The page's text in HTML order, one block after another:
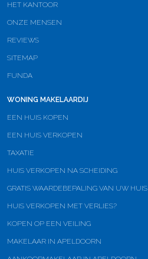
HET KANTOOR
ONZE MENSEN
REVIEWS
SITEMAP
FUNDA
WONING MAKELAARDIJ
EEN HUIS KOPEN
EEN HUIS VERKOPEN
TAXATIE
HUIS VERKOPEN NA SCHEIDING
GRATIS WAARDEBEPALING VAN UW HUIS
HUIS VERKOPEN MET VERLIES?
KOPEN OP EEN VEILING
MAKELAAR IN APELDOORN